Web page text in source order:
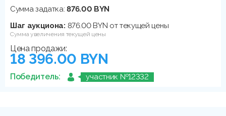
Сумма задатка:876.00 BYN
Шаг аукциона: 876.00 BYN от текущей цены
Сумма увеличения текущей цены
Цена продажи:
18 396.00 BYN
Победитель: участник №12332